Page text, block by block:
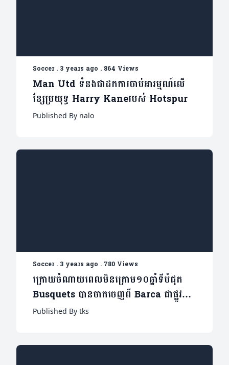
Soccer. 3 years ago . 864 Views
Man Utd ទំនងជាដកការចាប់អារម្មណ៍លើ
ខ្សែប្រយុទ្ធ Harry Kaneរបស់ Hotspur
Published By nalo
Soccer. 3 years ago . 780 Views
ក្រោយចំណាយពេលមិនក្រោម១០ឆ្នាំទីបំផុត
Busquets បានចាកចេញពី Barca ជាផ្លូវ
ការណ៍
Published By tks